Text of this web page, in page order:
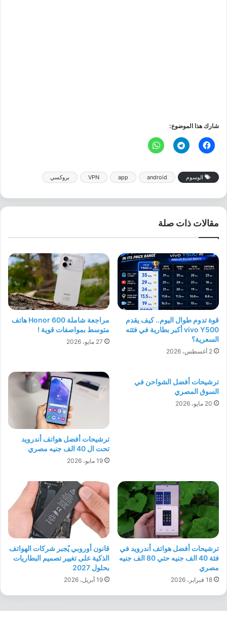
شارك هذا الموضوع:
الوسوم android
app
VPN بروكسي
مقالات ذات صلة
قوة تدوم طوال اليوم.. كيف يقدم
vivo Y500 أكبر بطارية في فئته
السعرية؟
2 أغسطس، 2026
مراجعة شاملة Honor 600 هاتف
متوسط بمواصفات قوية !
27 مايو، 2026
ترشيحات أفضل الشواحن في
السوق المصري
20 مايو، 2026
ترشيحات أفضل هواتف أندرويد
تحت ال 40 الف جنيه مصري
19 مايو، 2026
ترشيحات أفضل هواتف أندرويد في
فئة 40 الف جنيه حتي 80 الف جنيه
مصري
18 فبراير، 2026
قانون أوروبي يُجبر شركات الهواتف
الذكية على تغيير تصميم البطاريات
بحلول 2027
19 أبريل، 2026